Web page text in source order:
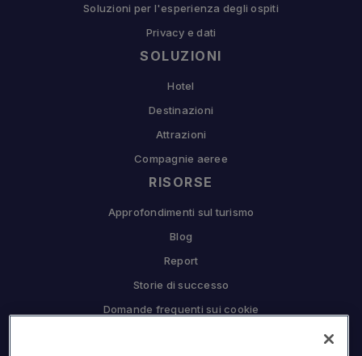
Soluzioni per l'esperienza degli ospiti
Privacy e dati
SOLUZIONI
Hotel
Destinazioni
Attrazioni
Compagnie aeree
RISORSE
Approfondimenti sul turismo
Blog
Report
Storie di successo
Domande frequenti sui cookie